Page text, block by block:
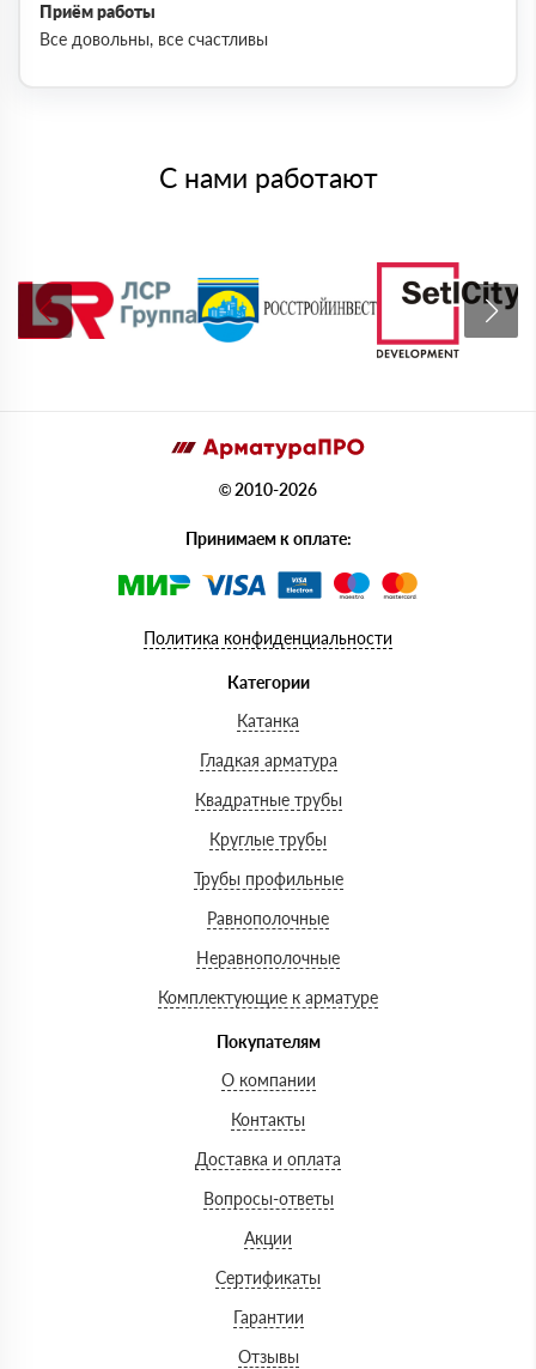
Приём работы
Все довольны, все счастливы
С нами работают
© 2010-2026
Принимаем к оплате:
Политика конфиденциальности
Категории
Катанка
Гладкая арматура
Квадратные трубы
Круглые трубы
Трубы профильные
Равнополочные
Неравнополочные
Комплектующие к арматуре
Покупателям
О компании
Контакты
Доставка и оплата
Вопросы-ответы
Акции
Сертификаты
Гарантии
Отзывы